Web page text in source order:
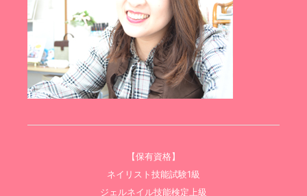
【保有資格】
ネイリスト技能試験1級
ジェルネイル技能検定上級